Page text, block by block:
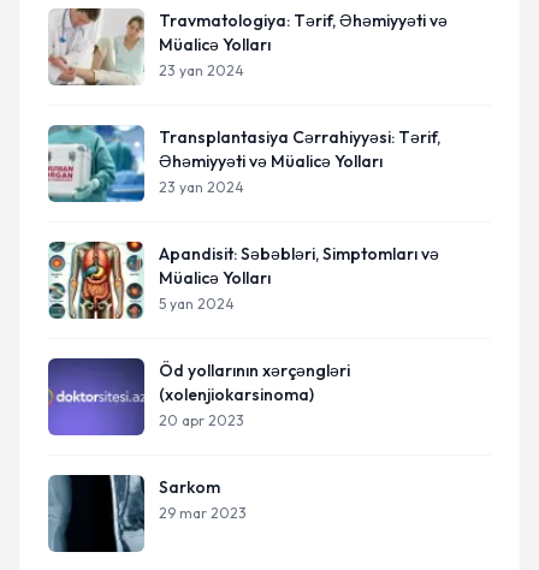
Travmatologiya: Tərif, Əhəmiyyəti və
Müalicə Yolları
23 yan 2024
Transplantasiya Cərrahiyyəsi: Tərif,
Əhəmiyyəti və Müalicə Yolları
23 yan 2024
Apandisit: Səbəbləri, Simptomları və
Müalicə Yolları
5 yan 2024
Öd yollarının xərçəngləri
(xolenjiokarsinoma)
20 apr 2023
Sarkom
29 mar 2023